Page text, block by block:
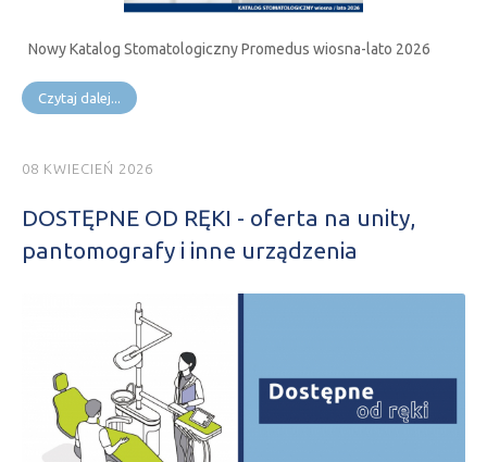
Nowy Katalog Stomatologiczny Promedus wiosna-lato 2026
Czytaj dalej...
08 KWIECIEŃ 2026
DOSTĘPNE OD RĘKI - oferta na unity,
pantomografy i inne urządzenia